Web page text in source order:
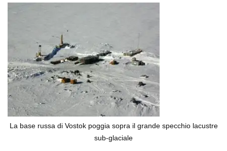
La base russa di Vostok poggia sopra il grande specchio lacustre
sub-glaciale